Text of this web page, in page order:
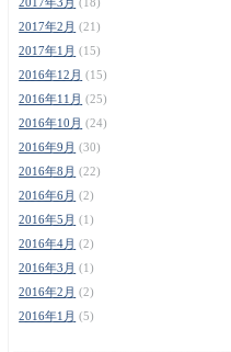
2017年2月 (21)
2017年1月 (15)
2016年12月 (15)
2016年11月 (25)
2016年10月 (24)
2016年9月 (30)
2016年8月 (22)
2016年6月 (2)
2016年5月 (1)
2016年4月 (2)
2016年3月 (1)
2016年2月 (2)
2016年1月 (5)